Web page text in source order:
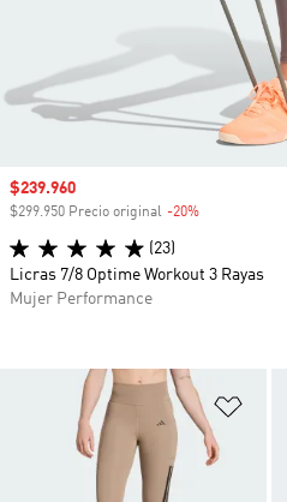
Precio de venta
$239.960
$299.950 Precio original -20%
(23)
Licras 7/8 Optime Workout 3 Rayas
Mujer Performance